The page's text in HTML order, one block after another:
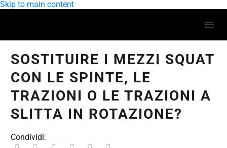
Skip to main content
SOSTITUIRE I MEZZI SQUAT
CON LE SPINTE, LE
TRAZIONI O LE TRAZIONI A
SLITTA IN ROTAZIONE?
Condividi: